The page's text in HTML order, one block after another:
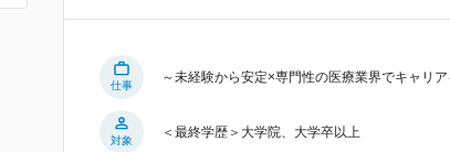
仕事
～未経験から安定×専門性の医療業界でキャリ
対象
＜最終学歴＞大学院、大学卒以上